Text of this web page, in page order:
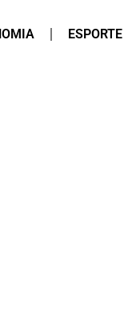
ESPORTE